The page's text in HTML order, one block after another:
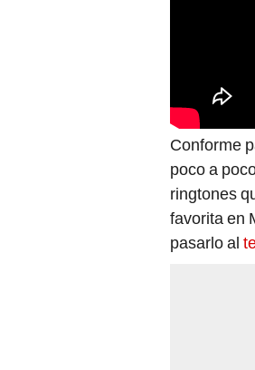
Conforme
poco a
ringtones
favorita en
pasarlo al